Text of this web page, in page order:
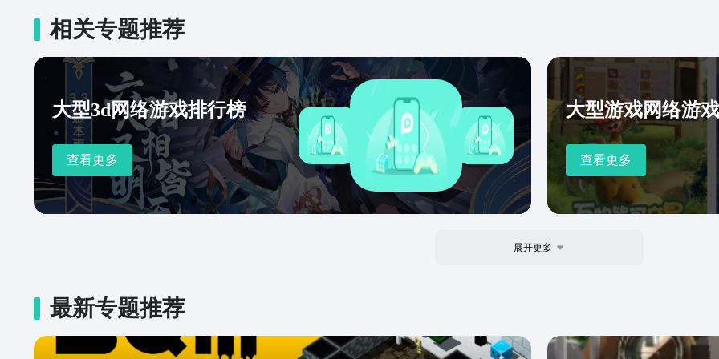
相关专题推荐
大型3d网络游戏排行榜
查看更多
大型游戏网络游
查看更多
展开更多
最新专题推荐